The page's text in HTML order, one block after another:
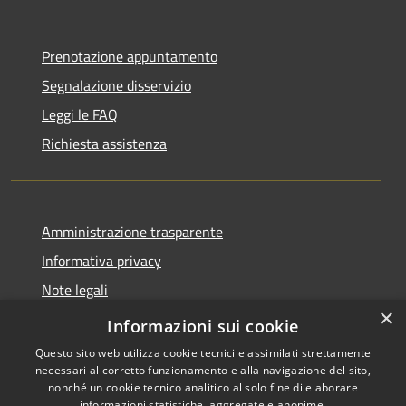
Prenotazione appuntamento
Segnalazione disservizio
Leggi le FAQ
Richiesta assistenza
Amministrazione trasparente
Informativa privacy
Note legali
Dichiarazione di accessibilità
×
Informazioni sui cookie
Questo sito web utilizza cookie tecnici e assimilati strettamente
necessari al corretto funzionamento e alla navigazione del sito,
nonché un cookie tecnico analitico al solo fine di elaborare